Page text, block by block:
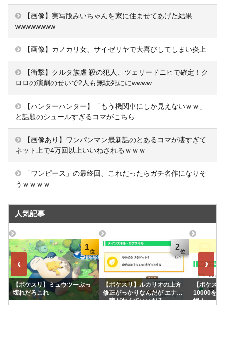
【画像】実写版みいちゃんを家に住ませてあげた結果
wwwwwwww
【画像】カノカリ女、サイゼリヤで大喜びしてしまい炎上
【衝撃】クルタ族虐 殺の犯人、ツェリードニヒで確定！ク
ロロの演劇のせいで2人も無駄死ににwwww
【ハンターハンター】「もう機関車にしか見えないｗｗ」
と話題のシュールすぎるコマがこちら
【画像あり】ワンパンマン最新話のとあるコマが凄すぎて
ネット上で4万回以上いいねされるｗｗｗ
「ワンピース」の最終回、これだったらガチ名作になりそ
うｗｗｗｗ
人気記事
‹
1
【ポケスリ】ミュウツーぶっ
壊れだろこれ
2
【ポケスリ】ルカリオの上方
修正がっかりなんだが エナジ
ー稼がなくていいだろ
【ポケス
10000を超
場！
›